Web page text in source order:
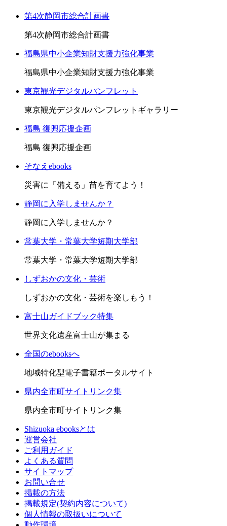
第4次静岡市総合計画書
第4次静岡市総合計画書
福島県中小企業知財支援力強化事業
福島県中小企業知財支援力強化事業
東京観光デジタルパンフレット
東京観光デジタルパンフレットギャラリー
福島 復興応援企画
福島 復興応援企画
そなえebooks
災害に「備える」苗を育てよう！
静岡に入学しませんか？
静岡に入学しませんか？
常葉大学・常葉大学短期大学部
常葉大学・常葉大学短期大学部
しずおかの文化・芸術
しずおかの文化・芸術を楽しもう！
富士山ガイドブック特集
世界文化遺産富士山が集まる
全国のebooksへ
地域特化型電子書籍ポータルサイト
県内全市町サイトリンク集
県内全市町サイトリンク集
Shizuoka ebooksとは
運営会社
ご利用ガイド
よくある質問
サイトマップ
お問い合せ
掲載の方法
掲載規定(契約内容について)
個人情報の取扱いについて